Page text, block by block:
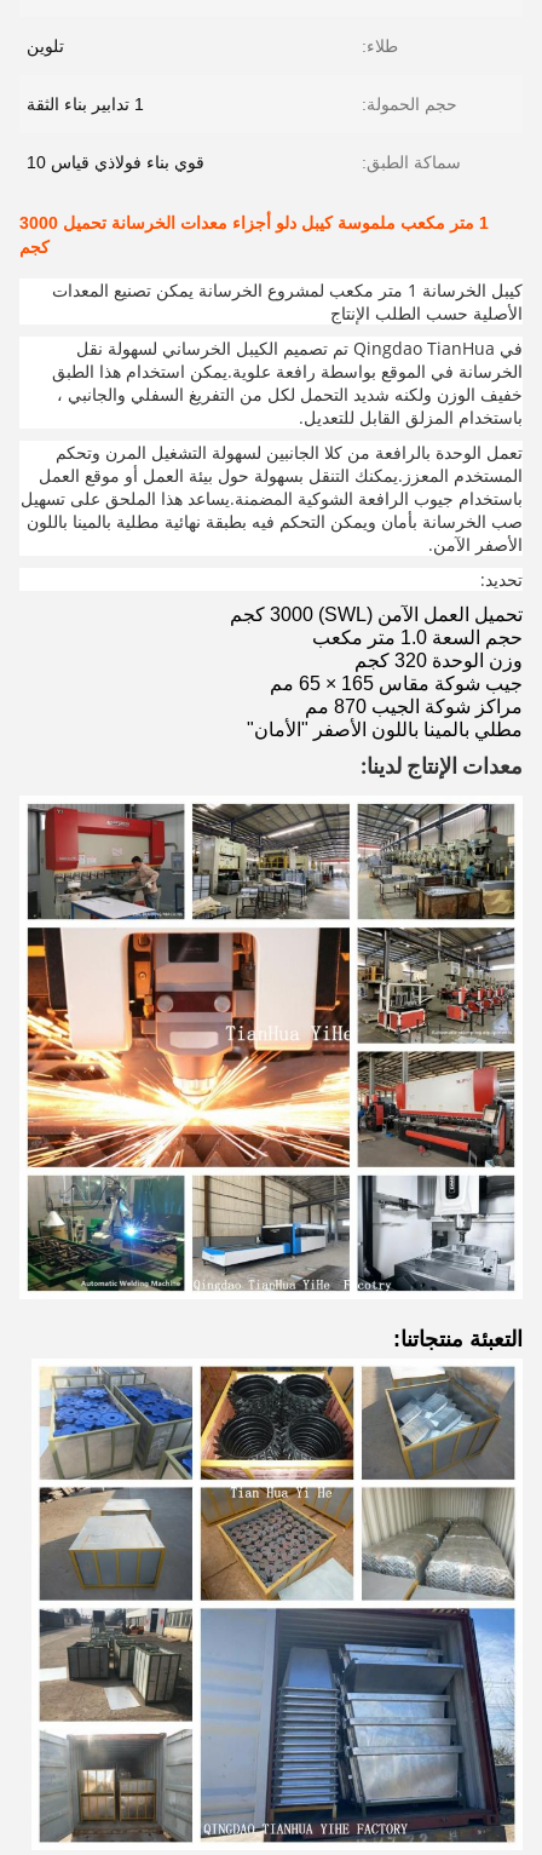
طلاء: تلوين
حجم الحمولة: 1 تدابير بناء الثقة
سماكة الطبق: قوي بناء فولاذي قياس 10
1 متر مكعب ملموسة كيبل دلو أجزاء معدات الخرسانة تحميل 3000
كجم
كيبل الخرسانة 1 متر مكعب لمشروع الخرسانة يمكن تصنيع المعدات
الأصلية حسب الطلب الإنتاج
في Qingdao TianHua تم تصميم الكيبل الخرساني لسهولة نقل
الخرسانة في الموقع بواسطة رافعة علوية.يمكن استخدام هذا الطبق
خفيف الوزن ولكنه شديد التحمل لكل من التفريغ السفلي والجانبي ،
باستخدام المزلق القابل للتعديل.
تعمل الوحدة بالرافعة من كلا الجانبين لسهولة التشغيل المرن وتحكم
المستخدم المعزز.يمكنك التنقل بسهولة حول بيئة العمل أو موقع العمل
باستخدام جيوب الرافعة الشوكية المضمنة.يساعد هذا الملحق على تسهيل
صب الخرسانة بأمان ويمكن التحكم فيه بطبقة نهائية مطلية بالمينا باللون
الأصفر الآمن.
تحديد:
تحميل العمل الآمن (SWL) 3000 كجم
حجم السعة 1.0 متر مكعب
وزن الوحدة 320 كجم
جيب شوكة مقاس 165 × 65 مم
مراكز شوكة الجيب 870 مم
مطلي بالمينا باللون الأصفر "الأمان"
معدات الإنتاج لدينا:
التعبئة منتجاتنا: